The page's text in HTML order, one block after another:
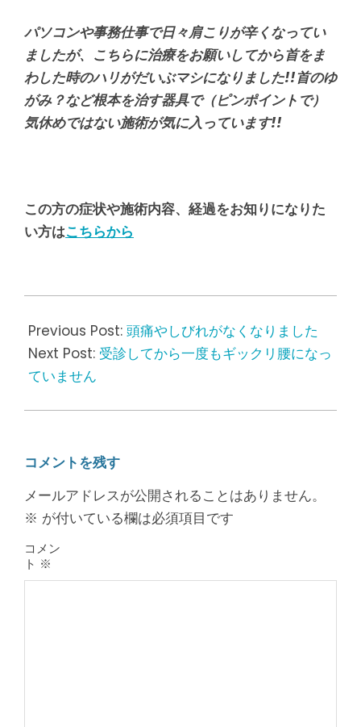
パソコンや事務仕事で日々肩こりが辛くなってい
ましたが、こちらに治療をお願いしてから首をま
わした時のハリがだいぶマシになりました!!首のゆ
がみ？など根本を治す器具で（ピンポイントで）
気休めではない施術が気に入っています!!
この方の症状や施術内容、経過をお知りになりた
い方はこちらから
02-
08
Previous Post: 頭痛やしびれがなくなりました
Next Post: 受診してから一度もギックリ腰になっ
ていません
コメントを残す
メールアドレスが公開されることはありません。
※ が付いている欄は必須項目です
コメン
ト ※